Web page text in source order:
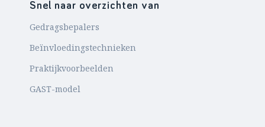
Snel naar overzichten van
Gedragsbepalers
Beïnvloedingstechnieken
Praktijkvoorbeelden
GAST-model